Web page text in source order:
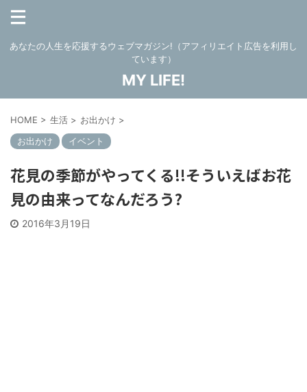
あなたの人生を応援するウェブマガジン!（アフィリエイト広告を利用し
ています）
MY LIFE!
HOME > 生活 > お出かけ >
お出かけ
イベント
花見の季節がやってくる!!そういえばお花
見の由来ってなんだろう?
2016年3月19日